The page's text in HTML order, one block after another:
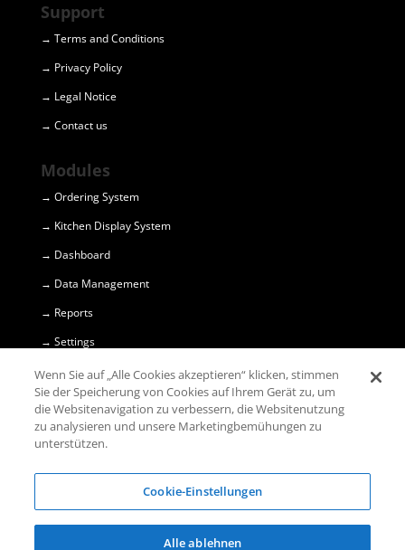
Support
→ Terms and Conditions
→ Privacy Policy
→ Legal Notice
→ Contact us
Modules
→ Ordering System
→ Kitchen Display System
→ Dashboard
→ Data Management
→ Reports
→ Settings
OrdersTracker UG
(haftungsbeschränkt) © 2018
45355 Essen
Wenn Sie auf „Alle Cookies akzeptieren“ klicken, stimmen
Sie der Speicherung von Cookies auf Ihrem Gerät zu, um
die Websitenavigation zu verbessern, die Websitenutzung
zu analysieren und unsere Marketingbemühungen zu
unterstützen.
Cookie-Einstellungen
Alle ablehnen